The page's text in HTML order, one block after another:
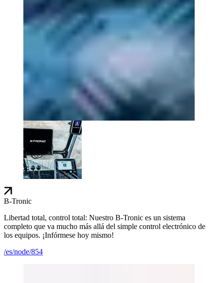
B-Tronic
Libertad total, control total: Nuestro B-Tronic es un sistema
completo que va mucho más allá del simple control electrónico de
los equipos. ¡Infórmese hoy mismo!
/es/node/854